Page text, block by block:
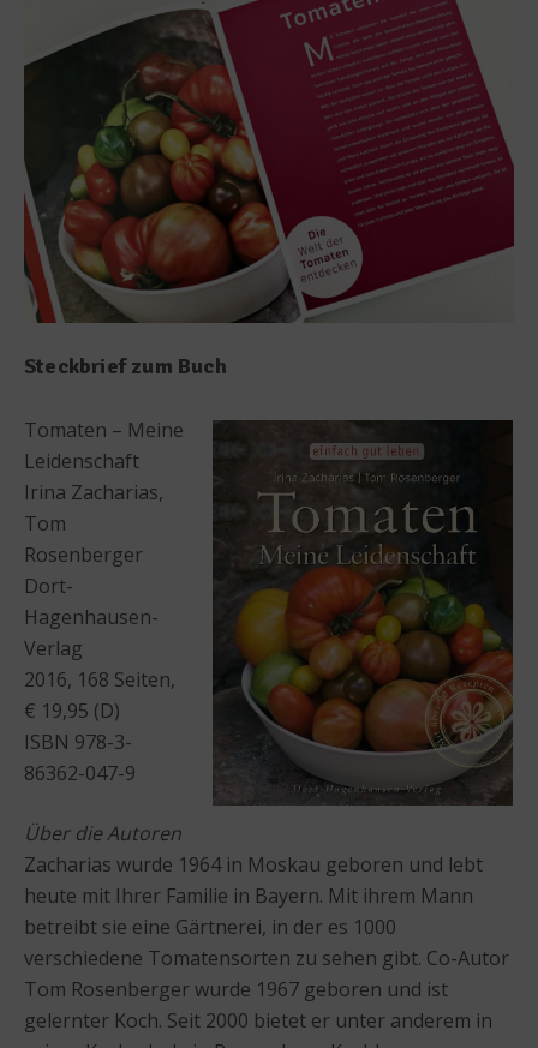
Steckbrief zum Buch
Tomaten – Meine
Leidenschaft
Irina Zacharias,
Tom
Rosenberger
Dort-
Hagenhausen-
Verlag
2016, 168 Seiten,
€ 19,95 (D)
ISBN 978-3-
86362-047-9
Über die Autoren
Zacharias wurde 1964 in Moskau geboren und lebt
heute mit Ihrer Familie in Bayern. Mit ihrem Mann
betreibt sie eine Gärtnerei, in der es 1000
verschiedene Tomatensorten zu sehen gibt. Co-Autor
Tom Rosenberger wurde 1967 geboren und ist
gelernter Koch. Seit 2000 bietet er unter anderem in